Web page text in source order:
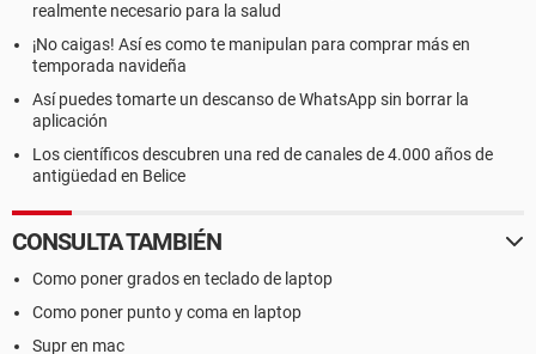
realmente necesario para la salud
¡No caigas! Así es como te manipulan para comprar más en
temporada navideña
Así puedes tomarte un descanso de WhatsApp sin borrar la
aplicación
Los científicos descubren una red de canales de 4.000 años de
antigüedad en Belice
CONSULTA TAMBIÉN
Como poner grados en teclado de laptop
Como poner punto y coma en laptop
Supr en mac